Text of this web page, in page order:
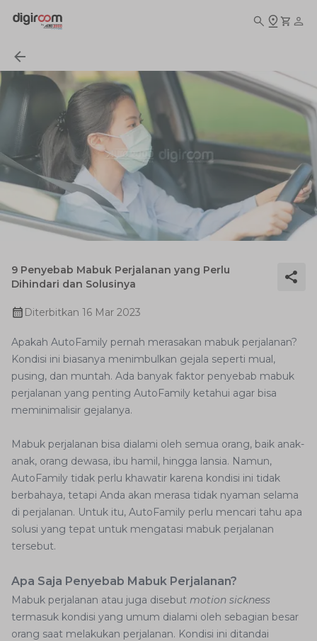
9 Penyebab Mabuk Perjalanan yang Perlu
Dihindari dan Solusinya
Diterbitkan 16 Mar 2023
Apakah AutoFamily pernah merasakan mabuk perjalanan?
Kondisi ini biasanya menimbulkan gejala seperti mual,
pusing, dan muntah. Ada banyak faktor penyebab mabuk
perjalanan yang penting AutoFamily ketahui agar bisa
meminimalisir gejalanya.
Mabuk perjalanan bisa dialami oleh semua orang, baik anak-
anak, orang dewasa, ibu hamil, hingga lansia. Namun,
AutoFamily tidak perlu khawatir karena kondisi ini tidak
berbahaya, tetapi Anda akan merasa tidak nyaman selama
di perjalanan. Untuk itu, AutoFamily perlu mencari tahu apa
solusi yang tepat untuk mengatasi mabuk perjalanan
tersebut.
Apa Saja Penyebab Mabuk Perjalanan?
Mabuk perjalanan atau juga disebut motion sickness
termasuk kondisi yang umum dialami oleh sebagian besar
orang saat melakukan perjalanan. Kondisi ini ditandai